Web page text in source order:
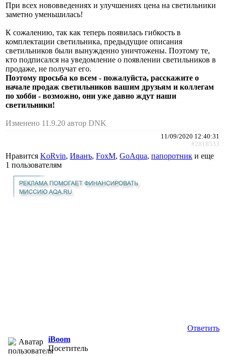
При всех нововведениях и улучшениях цена на светильники
заметно уменьшилась!
К сожалению, так как теперь появилась гибкость в
комплектации светильника, предыдущие описания
светильников были вынужденно уничтожены. Поэтому те,
кто подписался на уведомление о появлении светильников в
продаже, не получат его.
Поэтому просьба ко всем - пожалуйста, расскажите о
начале продаж светильников вашим друзьям и коллегам
по хобби - возможно, они уже давно ждут наши
светильники!
Изменено 11.9.20 автор DNK
11/09/2020 12:40:31
#2818533
Нравится KoRvin, Иванъ, FoxM, GoAqua, папоротник и еще
1 пользователям
Ответить
iBoom
Посетитель